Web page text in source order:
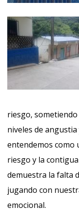
riesgo,
niveles de
entendemos como
riesgo y la
demuestra la falta
jugando con
emocional.